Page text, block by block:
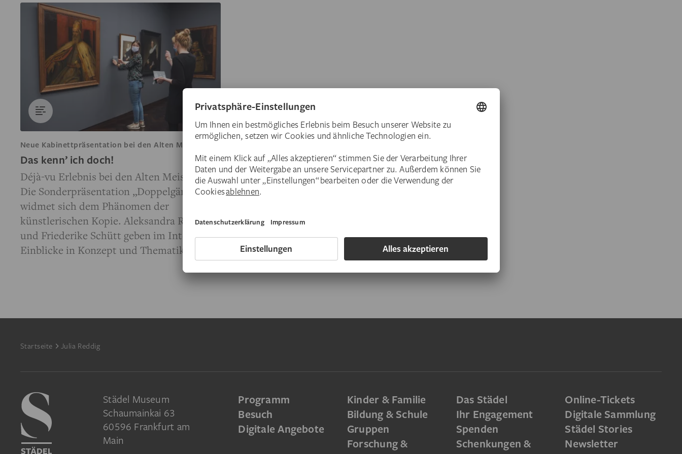
Neue Kabinettpräsentation bei den Alten Meistern
Das kenn’ ich doch!
Déjà-vu Erlebnis bei den Alten Meistern:
Die Sonderpräsentation „Doppelgänger“
widmet sich dem Phänomen der
künstlerischen Kopie. Aleksandra Rentzsch
und Friederike Schütt geben im Interview
Einblicke in Konzept und Thematik.
Footer
Startseite Julia Reddig
Städel Museum
Schaumainkai 63
60596 Frankfurt am
Main
Programm
Besuch
Digitale Angebote
Kinder & Familie
Bildung & Schule
Gruppen
Forschung &
Das Städel
Ihr Engagement
Spenden
Schenkungen &
Online-Tickets
Digitale Sammlung
Städel Stories
Newsletter